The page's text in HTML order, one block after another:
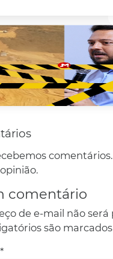
comentário
de e-mail não será
são
*